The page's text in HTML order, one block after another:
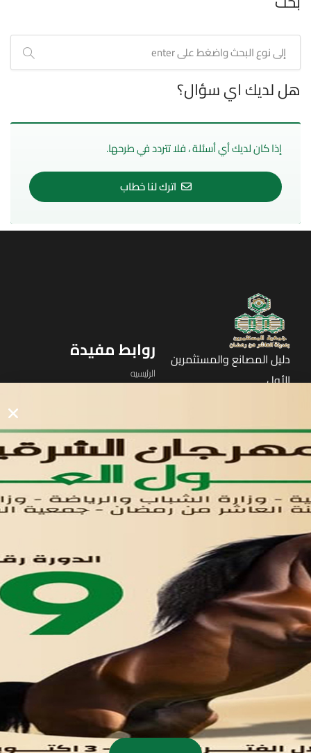
هل لديك اي سؤال؟
إذا كان لديك أي أسئلة ، فلا تتردد في طرحها.
اترك لنا خطاب
دليل المصانع والمستثمرين
الأول
روابط مفيدة
الرئيسيه
اتصل بنا
تواصل معنا
مدينة العاشر من رمضان
01221020029
055-4494429
055-4494406
055-4494414
info.triaeg@yahoo.com
info@triaeg-guide.com